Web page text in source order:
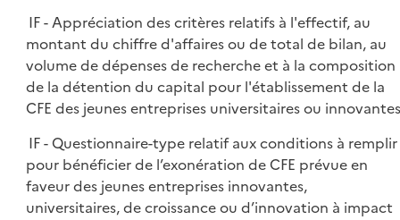
IF - Appréciation des critères relatifs à l'effectif, au
montant du chiffre d'affaires ou de total de bilan, au
volume de dépenses de recherche et à la composition
de la détention du capital pour l'établissement de la
CFE des jeunes entreprises universitaires ou innovantes
IF - Questionnaire-type relatif aux conditions à remplir
pour bénéficier de l’exonération de CFE prévue en
faveur des jeunes entreprises innovantes,
universitaires, de croissance ou d’innovation à impact